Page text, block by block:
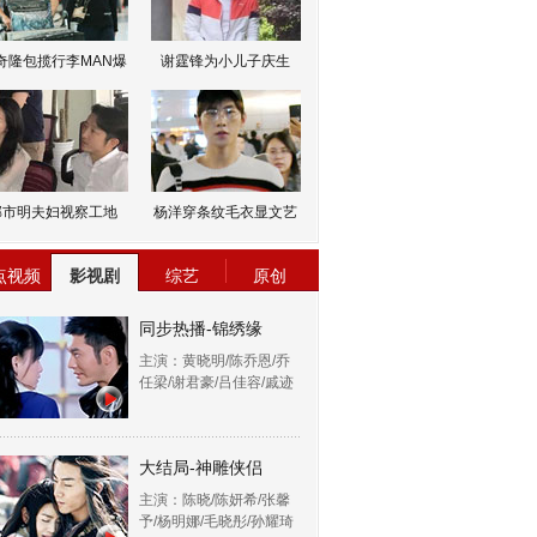
隆包揽行李MAN爆 谢霆锋为小儿子庆生
明夫妇视察工地 杨洋穿条纹毛衣显文艺
视频 影视剧 综艺 原创
同步热播-锦绣缘
主演：黄晓明/陈乔恩/乔
任梁/谢君豪/吕佳容/戚迹
大结局-神雕侠侣
主演：陈晓/陈妍希/张馨
予/杨明娜/毛晓彤/孙耀琦